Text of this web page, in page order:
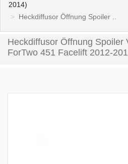
2014)
Heckdiffusor Öffnung Spoiler ..
Heckdiffusor Öffnung Spoiler
ForTwo 451 Facelift 2012-